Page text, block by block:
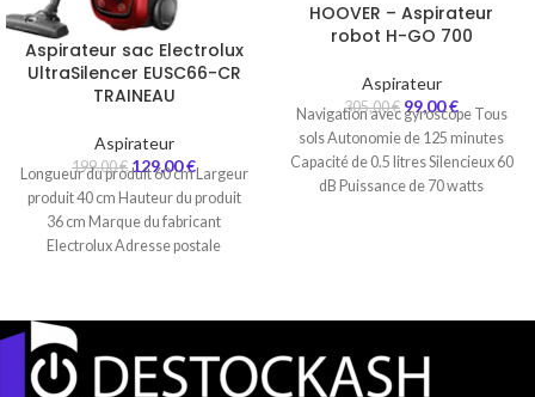
Aspirateur sac Electrolux
UltraSilencer EUSC66-CR
TRAINEAU
Aspirateur
199,00€ 129,00€
Longueur du produit 60 cm Largeur
produit 40 cm Hauteur du produit
36 cm Marque du fabricant
Electrolux Adresse postale
HOOVER – Aspirateur
robot H-GO 700
Aspirateur
305,00€ 99,00€
Navigation avec gyroscope Tous
sols Autonomie de 125 minutes
Capacité de 0.5 litres Silencieux 60
dB Puissance de 70 watts